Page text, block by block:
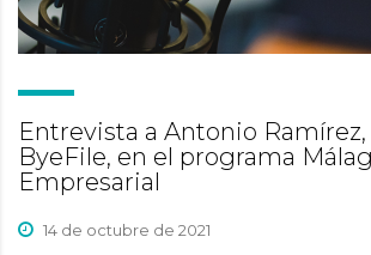
Entrevista a Antonio Ramírez,
ByeFile, en el programa
Empresarial
14 de octubre de 2021